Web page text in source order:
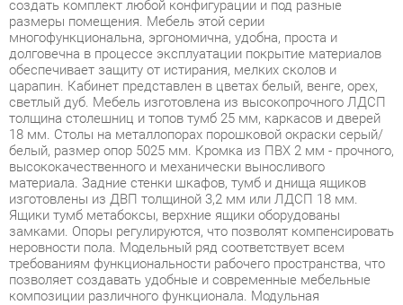
обеспечивает защиту от истирания, мелких сколов и
царапин. Кабинет представлен в цветах белый, венге, орех,
светлый дуб. Мебель изготовлена из высокопрочного ЛДСП
толщина столешниц и топов тумб 25 мм, каркасов и дверей
18 мм. Столы на металлопорах порошковой окраски серый/
белый, размер опор 5025 мм. Кромка из ПВХ 2 мм - прочного,
высококачественного и механически выносливого
материала. Задние стенки шкафов, тумб и днища ящиков
изготовлены из ДВП толщиной 3,2 мм или ЛДСП 18 мм.
Ящики тумб метабоксы, верхние ящики оборудованы
замками. Опоры регулируются, что позволят компенсировать
неровности пола. Модельный ряд соответствует всем
требованиям функциональности рабочего пространства, что
позволяет создавать удобные и современные мебельные
композиции различного функционала. Модульная
конструкция позволяет собирать уникальные комплекты, что
очень удобно, особенно если мебель будет размещаться в
помещении с нестандартной планировкой. Элегантная
простота форм и функциональность коллекции Tess Metal